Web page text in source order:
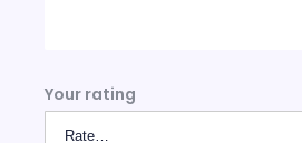
Your rating